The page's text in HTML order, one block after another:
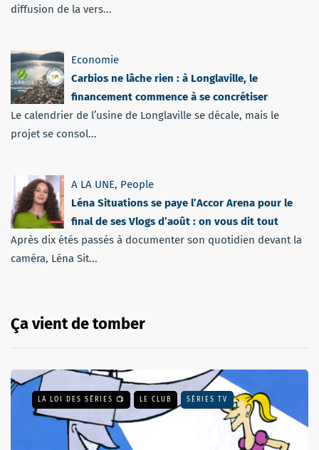
diffusion de la vers...
Economie
Carbios ne lâche rien : à Longlaville, le
financement commence à se concrétiser
Le calendrier de l’usine de Longlaville se décale, mais le
projet se consol...
A LA UNE, People
Léna Situations se paye l’Accor Arena pour le
final de ses Vlogs d’août : on vous dit tout
Après dix étés passés à documenter son quotidien devant la
caméra, Léna Sit...
Ça vient de tomber
LA LOI DES SÉRIES 📺 LE CLUB SÉRIES TV